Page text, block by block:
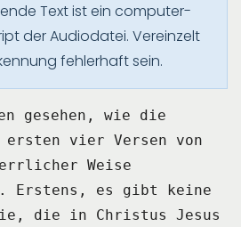
Text ist ein computer-
der Audiodatei. Vereinzelt
fehlerhaft sein.
gesehen, wie die
ersten vier Versen von
Weise
Erstens, es gibt keine
die in Christus Jesus